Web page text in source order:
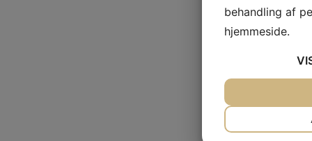
behandling af
hjemmeside.